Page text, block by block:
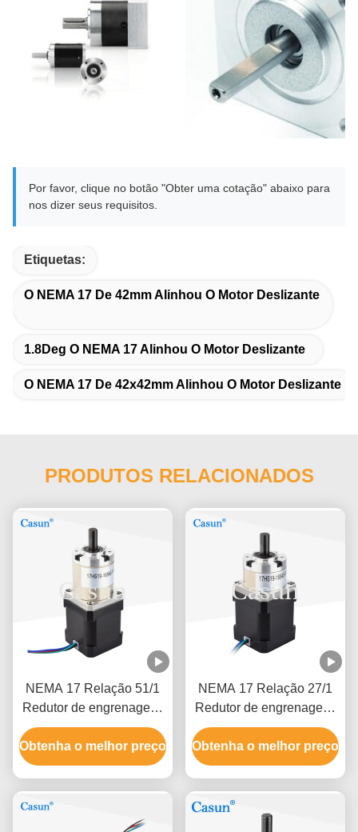
Por favor, clique no botão "Obter uma cotação" abaixo para
nos dizer seus requisitos.
Etiquetas:
O NEMA 17 De 42mm Alinhou O Motor Deslizante
1.8Deg O NEMA 17 Alinhou O Motor Deslizante
O NEMA 17 De 42x42mm Alinhou O Motor Deslizante
PRODUTOS RELACIONADOS
NEMA 17 Relação 51/1
Redutor de engrenagens
planetárias Motor passo-
a-passo com caixa de
engrenagens para braço
Obtenha o melhor preço
NEMA 17 Relação 27/1
Redutor de engrenagens
planetárias Motor passo-
a-passo com caixa de
engrenagens para braço
Obtenha o melhor preço